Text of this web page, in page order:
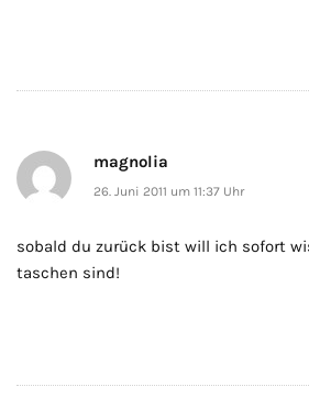
magnolia
26. Juni 2011 um 11:37 Uhr
sobald du zurück bist will ich sofort
taschen sind!